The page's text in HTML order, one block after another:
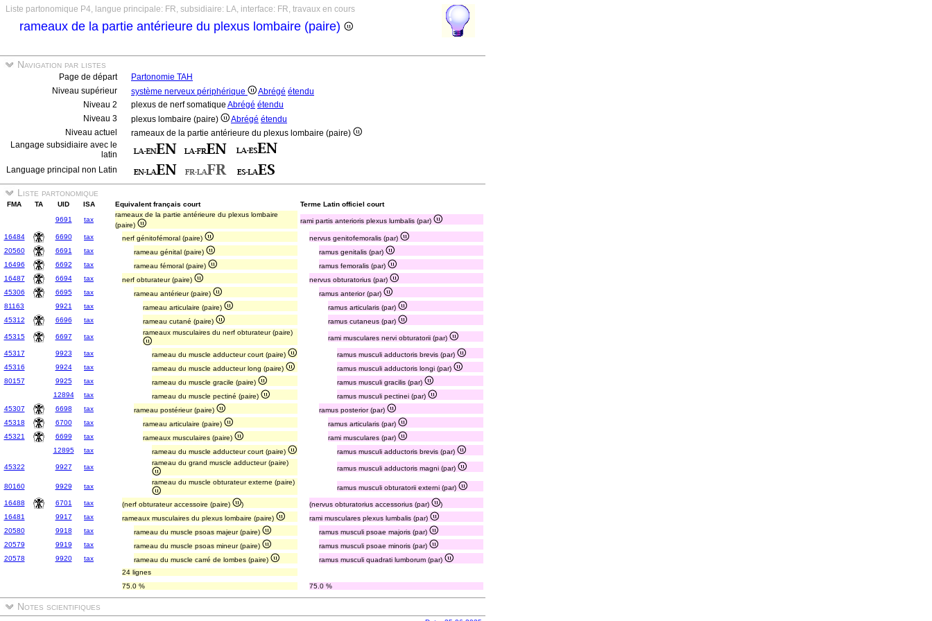
Liste partonomique P4, langue principale: FR, subsidiaire: LA, interface: FR, travaux en cours
rameaux de la partie antérieure du plexus lombaire (paire)
Navigation par listes
Page de départ
Partonomie TAH
Niveau supérieur
système nerveux périphérique Abrégé étendu
Niveau 2
plexus de nerf somatique Abrégé étendu
Niveau 3
plexus lombaire (paire) Abrégé étendu
Niveau actuel
rameaux de la partie antérieure du plexus lombaire (paire)
Langage subsidiaire avec le
latin
Language principal non Latin
Liste partonomique
FMA TA UID ISA Equivalent français court
Terme Latin officiel court
9691
tax
rameaux de la partie antérieure du plexus lombaire
(paire)
rami partis anterioris plexus lumbalis (par)
16484 6690 tax nerf génitofémoral (paire)
nervus genitofemoralis (par)
20560
6691 tax rameau génital (paire)
ramus genitalis (par)
16496
6692 tax rameau fémoral (paire)
ramus femoralis (par)
16487
6694 tax nerf obturateur (paire)
nervus obturatorius (par)
45306
6695 tax rameau antérieur (paire)
ramus anterior (par)
81163
9921 tax rameau articulaire (paire)
ramus articularis (par)
45312
6696 tax rameau cutané (paire)
ramus cutaneus (par)
45315
6697 tax
rameaux musculaires du nerf obturateur (paire)
rami musculares nervi obturatorii (par)
45317
9923 tax rameau du muscle adducteur court (paire)
ramus musculi adductoris brevis (par)
45316
9924 tax rameau du muscle adducteur long (paire)
ramus musculi adductoris longi (par)
80157
9925 tax rameau du muscle gracile (paire)
ramus musculi gracilis (par)
12894
tax rameau du muscle pectiné (paire)
ramus musculi pectinei (par)
45307
6698 tax rameau postérieur (paire)
ramus posterior (par)
45318
6700 tax rameau articulaire (paire)
ramus articularis (par)
45321
6699 tax rameaux musculaires (paire)
rami musculares (par)
12895
tax rameau du muscle adducteur court (paire)
ramus musculi adductoris brevis (par)
45322
9927 tax
rameau du grand muscle adducteur (paire)
ramus musculi adductoris magni (par)
80160 9929 tax
rameau du muscle obturateur externe (paire)
ramus musculi obturatorii externi (par)
16488
6701 tax (nerf obturateur accessoire (paire) ) (nervus obturatorius accessorius (par)
)
16481
9917 tax rameaux musculaires du plexus lombaire (paire)
rami musculares plexus lumbalis (par)
20580
9918 tax rameau du muscle psoas majeur (paire)
ramus musculi psoae majoris (par)
20579
9919 tax rameau du muscle psoas mineur (paire)
ramus musculi psoae minoris (par)
20578
9920 tax rameau du muscle carré de lombes (paire)
ramus musculi quadrati lumborum (par)
24 lignes
75.0 %
75.0 %
Notes scientifiques